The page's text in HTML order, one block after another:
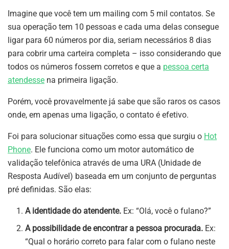
Imagine que você tem um mailing com 5 mil contatos. Se
sua operação tem 10 pessoas e cada uma delas consegue
ligar para 60 números por dia, seriam necessários 8 dias
para cobrir uma carteira completa – isso considerando que
todos os números fossem corretos e que a pessoa certa
atendesse na primeira ligação.
Porém, você provavelmente já sabe que são raros os casos
onde, em apenas uma ligação, o contato é efetivo.
Foi para solucionar situações como essa que surgiu o Hot
Phone. Ele funciona como um motor automático de
validação telefônica através de uma URA (Unidade de
Resposta Audível) baseada em um conjunto de perguntas
pré definidas. São elas:
A identidade do atendente. Ex: “Olá, você o fulano?”
A possibilidade de encontrar a pessoa procurada. Ex:
“Qual o horário correto para falar com o fulano neste